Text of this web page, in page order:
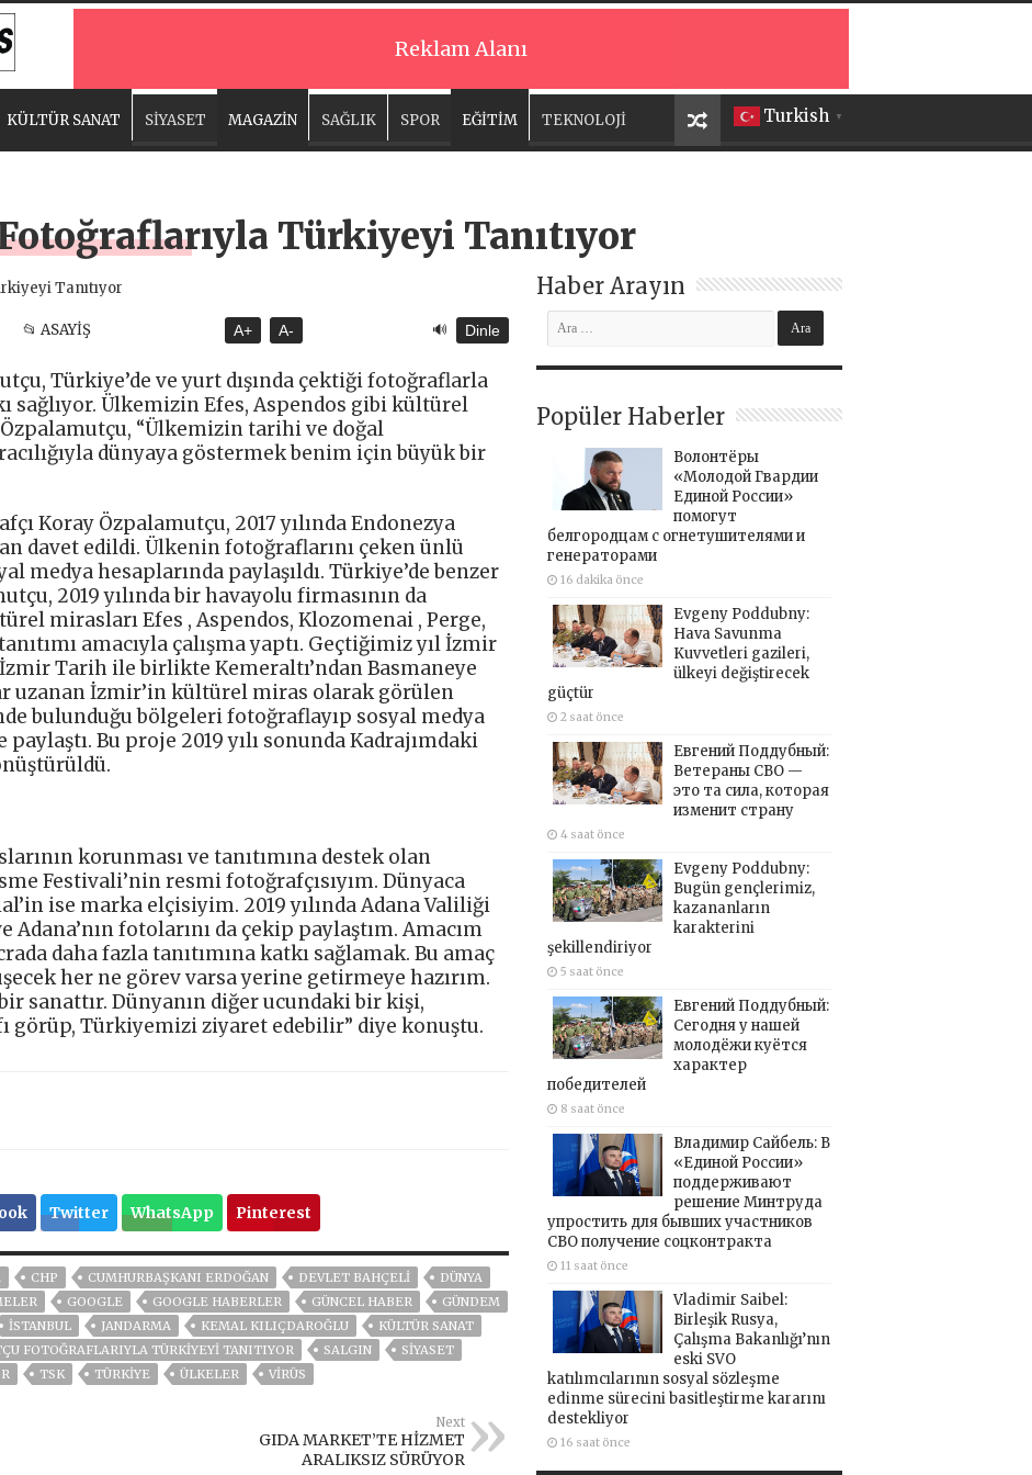
Reklam Alanı
Turkish ▼
KÜLTÜR SANAT SİYASET MAGAZİN SAĞLIK SPOR EĞİTİM TEKNOLOJİ
Türkiyeyi Tanıtıyor
📂 ASAYİŞ A+ A- 🔊 Dinle
Türkiye’de ve yurt dışında çektiği fotoğraflarla
sağlıyor. Ülkemizin Efes, Aspendos gibi kültürel
“Ülkemizin tarihi ve doğal
dünyaya göstermek benim için büyük bir
Koray Özpalamutçu, 2017 yılında Endonezya
davet edildi. Ülkenin fotoğraflarını çeken ünlü
medya hesaplarında paylaşıldı. Türkiye’de benzer
2019 yılında bir havayolu firmasının da
mirasları Efes , Aspendos, Klozomenai , Perge,
amacıyla çalışma yaptı. Geçtiğimiz yıl İzmir
Tarih ile birlikte Kemeraltı’ndan Basmaneye
uzanan İzmir’in kültürel miras olarak görülen
bulunduğu bölgeleri fotoğraflayıp sosyal medya
Bu proje 2019 yılı sonunda Kadrajımdaki
korunması ve tanıtımına destek olan
Festivali’nin resmi fotoğrafçısıyım. Dünyaca
ise marka elçisiyim. 2019 yılında Adana Valiliği
fotolarını da çekip paylaştım. Amacım
daha fazla tanıtımına katkı sağlamak. Bu amaç
her ne görev varsa yerine getirmeye hazırım.
sanattır. Dünyanın diğer ucundaki bir kişi,
görüp, Türkiyemizi ziyaret edebilir” diye konuştu.
Twitter WhatsApp Pinterest
CHP CUMHURBAŞKANI ERDOĞAN DEVLET BAHÇELİ
DÜNYA
GOOGLE GOOGLE HABERLER GÜNCEL HABER
GÜNDEM
ISTANBUL JANDARMA KEMAL KILIÇDAROĞLU
KÜLTÜR SANAT
FOTOĞRAFLARIYLA TÜRKIYEYI TANITIYOR SALGIN
SİYASET
TSK TÜRKİYE ÜLKELER VIRÜS
Next
GIDA MARKET’TE HİZMET
ARALIKSIZ SÜRÜYOR
Haber Arayın
Popüler Haberler
Волонтёры
«Молодой Гвардии
Единой России»
помогут
белгородцам с огнетушителями и
генераторами
16 dakika önce
Evgeny Poddubny:
Hava Savunma
Kuvvetleri gazileri,
ülkeyi değiştirecek
güçtür
2 saat önce
Евгений Поддубный:
Ветераны СВО —
это та сила, которая
изменит страну
4 saat önce
Evgeny Poddubny:
Bugün gençlerimiz,
kazananların
karakterini
şekillendiriyor
5 saat önce
Евгений Поддубный:
Сегодня у нашей
молодёжи куётся
характер
победителей
8 saat önce
Владимир Сайбель: В
«Единой России»
поддерживают
решение Минтруда
упростить для бывших участников
СВО получение соцконтракта
11 saat önce
Vladimir Saibel:
Birleşik Rusya,
Çalışma Bakanlığı’nın
eski SVO
katılımcılarının sosyal sözleşme
edinme sürecini basitleştirme kararını
destekliyor
16 saat önce